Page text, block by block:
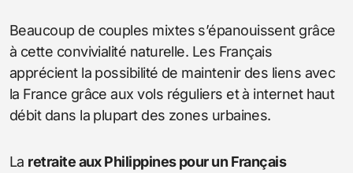
Beaucoup de couples mixtes s’épanouissent grâce
à cette convivialité naturelle. Les Français
apprécient la possibilité de maintenir des liens avec
la France grâce aux vols réguliers et à internet haut
débit dans la plupart des zones urbaines.
La retraite aux Philippines pour un Français